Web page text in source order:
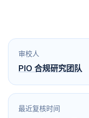
审校人
PIO 合规研究团队
最近复核时间